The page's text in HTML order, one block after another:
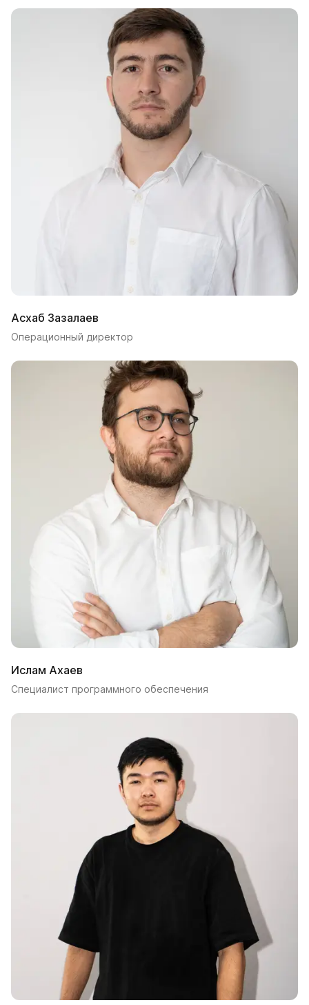
Асхаб Зазалаев
Операционный директор
Ислам Ахаев
Специалист программного обеспечения